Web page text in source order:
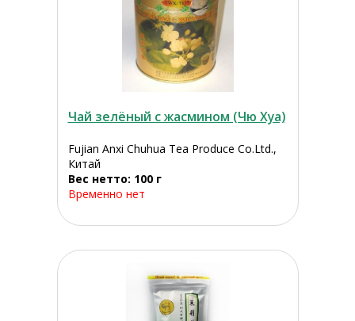
Чай зелёный с жасмином (Чю Хуа)
Fujian Anxi Chuhua Tea Produce Co.Ltd.,
Китай
Вес нетто: 100 г
Временно нет